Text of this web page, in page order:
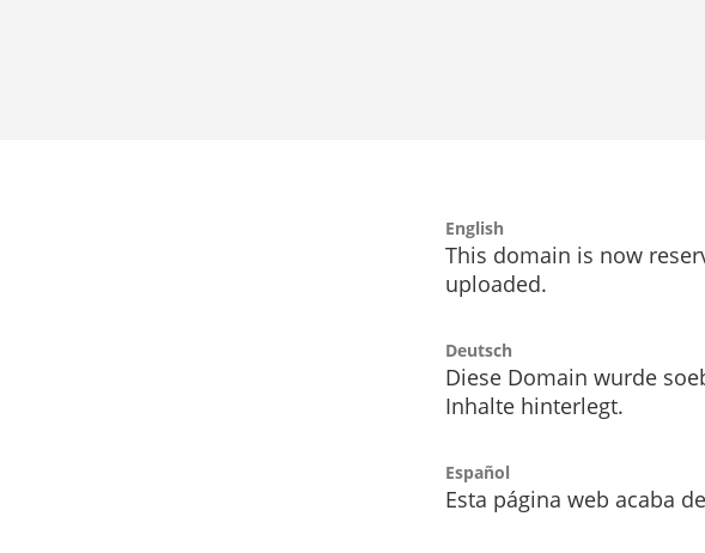
English
This domain is now
uploaded.
Deutsch
Diese Domain wurde
Inhalte hinterlegt.
Español
Esta página web acaba